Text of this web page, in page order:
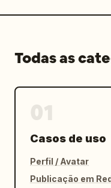
Todas as
Casos de uso
Perfil / Avatar
Publicação em